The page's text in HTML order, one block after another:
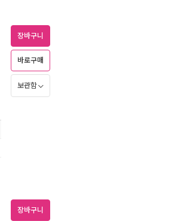
장바구니
바로구매
보관함
장바구니